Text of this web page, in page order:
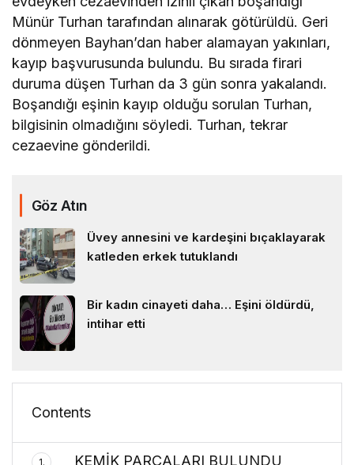
Münür Turhan tarafından alınarak götürüldü. Geri
dönmeyen Bayhan’dan haber alamayan yakınları,
kayıp başvurusunda bulundu. Bu sırada firari
duruma düşen Turhan da 3 gün sonra yakalandı.
Boşandığı eşinin kayıp olduğu sorulan Turhan,
bilgisinin olmadığını söyledi. Turhan, tekrar
cezaevine gönderildi.
Göz Atın
Üvey annesini ve kardeşini bıçaklayarak
katleden erkek tutuklandı
Bir kadın cinayeti daha… Eşini öldürdü,
intihar etti
Contents
1. KEMİK PARÇALARI BULUNDU